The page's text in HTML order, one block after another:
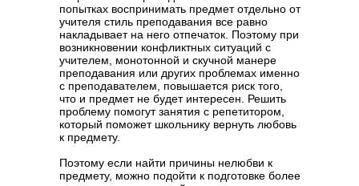
попытках воспринимать предмет отдельно от
учителя стиль преподавания все равно
накладывает на него отпечаток. Поэтому при
возникновении конфликтных ситуаций с
учителем, монотонной и скучной манере
преподавания или других проблемах именно
с преподавателем, повышается риск того,
что и предмет не будет интересен. Решить
проблему помогут занятия с репетитором,
который поможет школьнику вернуть любовь
к предмету.
Поэтому если найти причины нелюбви к
предмету, можно подойти к подготовке более